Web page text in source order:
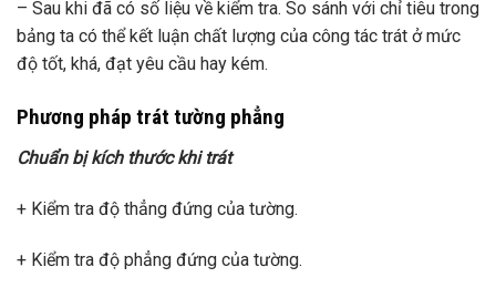
– Sau khi đã có số liệu về kiểm tra. So sánh với chỉ tiêu trong
bảng ta có thể kết luận chất lượng của công tác trát ở mức
độ tốt, khá, đạt yêu cầu hay kém.
Phương pháp trát tường phẳng
Chuẩn bị kích thước khi trát
+ Kiểm tra độ thẳng đứng của tường.
+ Kiểm tra độ phẳng đứng của tường.